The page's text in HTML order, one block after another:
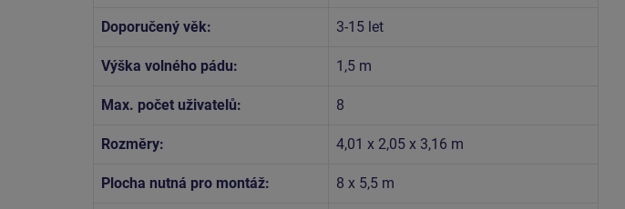
Doporučený věk: 3-15 let
Výška volného pádu: 1,5 m
Max. počet uživatelů: 8
Rozměry: 4,01 x 2,05 x 3,16 m
Plocha nutná pro montáž: 8 x 5,5 m